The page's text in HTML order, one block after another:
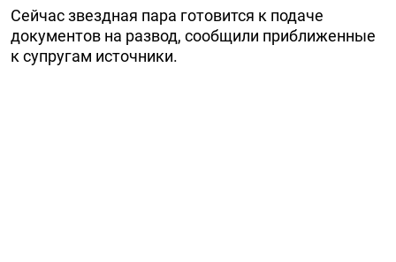
Сейчас звездная пара готовится к подаче
документов на развод, сообщили приближенные
к супругам источники.